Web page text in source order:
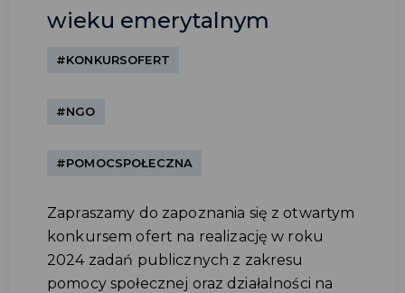
wieku emerytalnym
#KONKURSOFERT
#NGO
#POMOCSPOŁECZNA
Zapraszamy do zapoznania się z otwartym
konkursem ofert na realizację w roku
2024 zadań publicznych z zakresu
pomocy społecznej oraz działalności na